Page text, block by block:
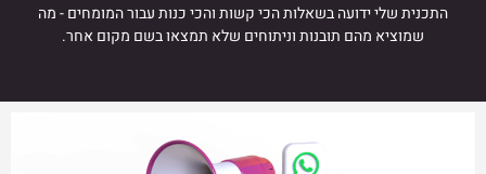
התכנית שלי ידועה בשאלות הכי קשות והכי כנות עבור המומחים - מה
שמוציא מהם תובנות וניתוחים שלא תמצאו בשם מקום אחר.